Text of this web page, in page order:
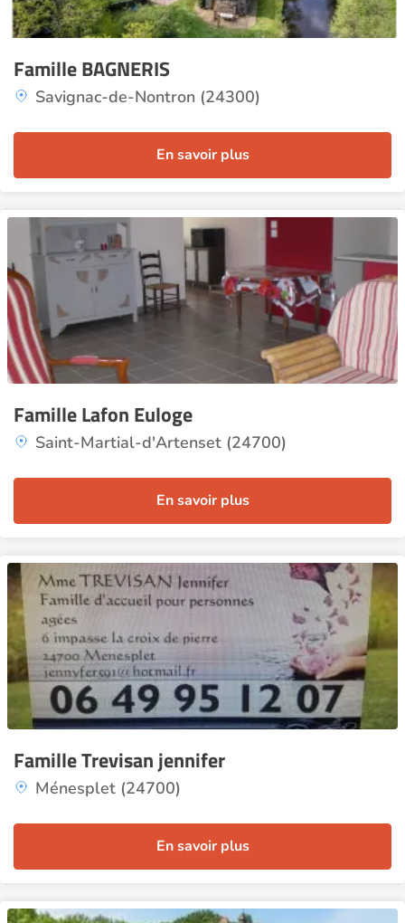
Famille BAGNERIS
Savignac-de-Nontron (24300)
En savoir plus
Famille Lafon Euloge
Saint-Martial-d'Artenset (24700)
En savoir plus
Famille Trevisan jennifer
Ménesplet (24700)
En savoir plus